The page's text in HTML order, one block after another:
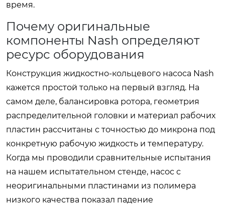
время.
Почему оригинальные
компоненты Nash определяют
ресурс оборудования
Конструкция жидкостно-кольцевого насоса Nash
кажется простой только на первый взгляд. На
самом деле, балансировка ротора, геометрия
распределительной головки и материал рабочих
пластин рассчитаны с точностью до микрона под
конкретную рабочую жидкость и температуру.
Когда мы проводили сравнительные испытания
на нашем испытательном стенде, насос с
неоригинальными пластинами из полимера
низкого качества показал падение